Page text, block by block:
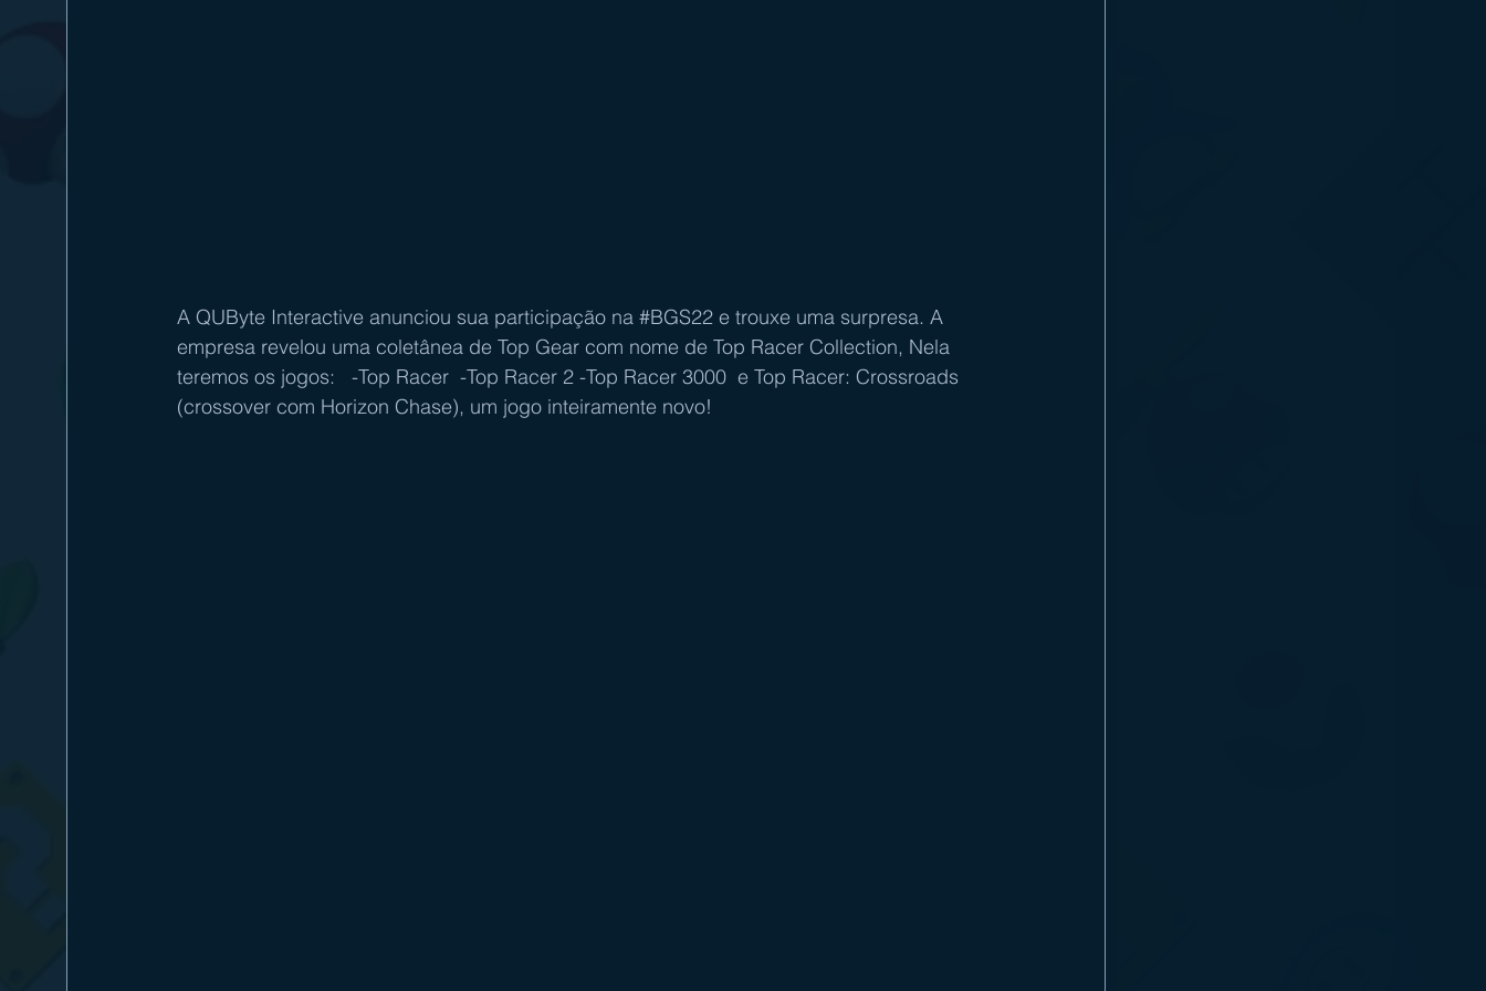
A QUByte Interactive anunciou sua participação na #BGS22 e trouxe uma surpresa. A
empresa revelou uma coletânea de Top Gear com nome de Top Racer Collection, Nela
teremos os jogos:   -Top Racer  -Top Racer 2 -Top Racer 3000  e Top Racer: Crossroads
(crossover com Horizon Chase), um jogo inteiramente novo!